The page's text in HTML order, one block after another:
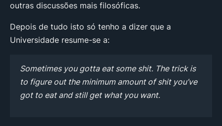
outras discussões mais filosóficas.
Depois de tudo isto só tenho a dizer que a
Universidade resume-se a:
Sometimes you gotta eat some shit. The trickis
to figure outthe minimum amountofshityou’ve
got to eat and still get what you want.